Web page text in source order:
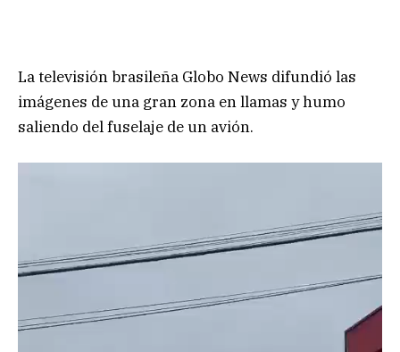
La televisión brasileña Globo News difundió las
imágenes de una gran zona en llamas y humo
saliendo del fuselaje de un avión.